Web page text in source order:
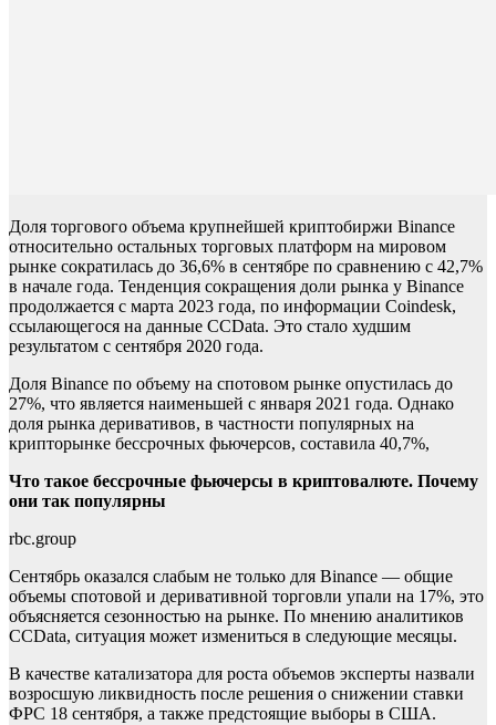
Доля торгового объема крупнейшей криптобиржи Binance
относительно остальных торговых платформ на мировом
рынке сократилась до 36,6% в сентябре по сравнению с 42,7%
в начале года. Тенденция сокращения доли рынка у Binance
продолжается с марта 2023 года, по информации Coindesk,
ссылающегося на данные CCData. Это стало худшим
результатом с сентября 2020 года.
Доля Binance по объему на спотовом рынке опустилась до
27%, что является наименьшей с января 2021 года. Однако
доля рынка деривативов, в частности популярных на
крипторынке бессрочных фьючерсов, составила 40,7%,
Что такое бессрочные фьючерсы в криптовалюте. Почему
они так популярны
rbc.group
Сентябрь оказался слабым не только для Binance — общие
объемы спотовой и деривативной торговли упали на 17%, это
объясняется сезонностью на рынке. По мнению аналитиков
CCData, ситуация может измениться в следующие месяцы.
В качестве катализатора для роста объемов эксперты назвали
возросшую ликвидность после решения о снижении ставки
ФРС 18 сентября, а также предстоящие выборы в США.